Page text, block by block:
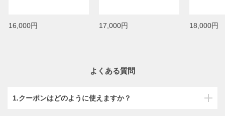
16,000円 17,000円 18,000円
よくある質問
1.クーポンはどのように使えますか？